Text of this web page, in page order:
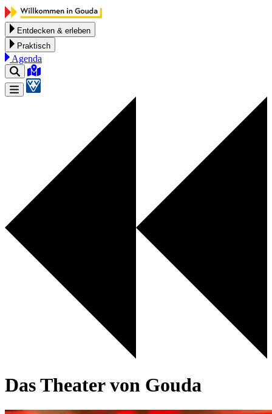
Zum Inhalt springen
Entdecken & erleben
Praktisch
Agenda
Das Theater von Gouda